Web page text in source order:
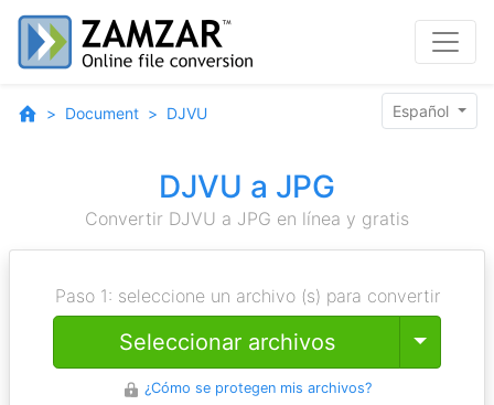
Document DJVU Español
DJVU a JPG
Convertir DJVU a JPG en línea y gratis
Paso 1: seleccione un archivo (s) para convertir
Seleccionar archivos Toggle
¿Cómo se protegen mis archivos?